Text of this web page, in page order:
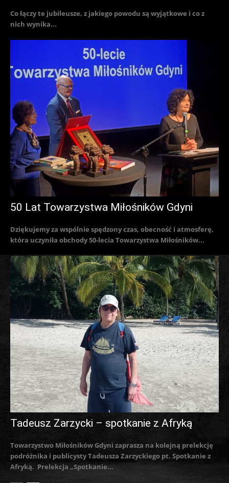
Co łączy te jubileusze, z jakiego powodu są wyjątkowe i co z
nich wynika...
50 Lat Towarzystwa Miłośników Gdyni
Dziękujemy za wspólnie spędzony czas, obecność i atmosferę,
która uczyniła obchody 50-lecia Towarzystwa Miłośników...
Tadeusz Zarzycki – spotkanie z Afryką
Towarzystwo Miłośników Gdyni zaprasza na kolejną prelekcję
podróżnika i publicysty Tadeusza Zarzyckiego pt. Spotkanie z
Afryką. Prelekcja „Spotkanie...